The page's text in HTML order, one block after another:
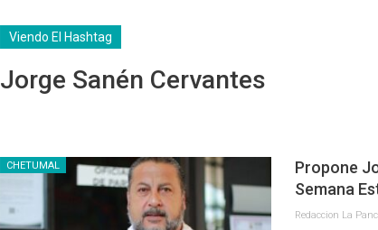
Viendo El Hashtag
Jorge Sanén Cervantes
CHETUMAL
Propone
Semana